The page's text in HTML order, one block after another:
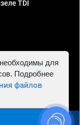
TDI
"Евро
для
Подробнее
файлов